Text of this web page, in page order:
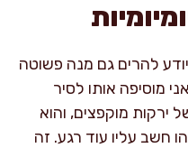
להרים גם מנה פשוטה
מוסיפה אותו לסיר
ירקות מוקפצים, והוא
חשב עליו עוד רגע. זה